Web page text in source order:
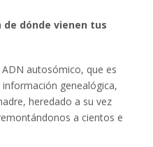
de dónde vienen tus
autosómico, que es
genealógica,
heredado a su vez
a cientos e